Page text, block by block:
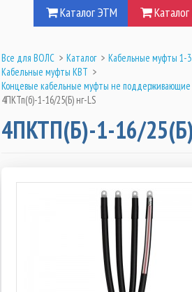
Каталог ЭТМ
Все для ВОЛС > Каталог > Кабельные муфты 1-
Кабельные муфты КВТ >
Концевые кабельные муфты не поддерживающие
4ПКТп(б)-1-16/25(Б) нг-LS
4ПКТП(Б)-1-16/